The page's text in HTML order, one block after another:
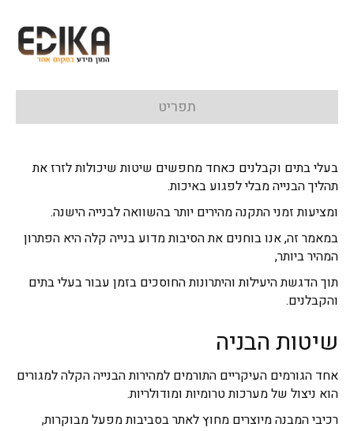
תפריט
בעלי בתים וקבלנים כאחד מחפשים שיטות שיכולות לזרז את
תהליך הבנייה מבלי לפגוע באיכות.
ומציעות זמני התקנה מהירים יותר בהשוואה לבנייה הישנה.
במאמר זה, אנו בוחנים את הסיבות מדוע בנייה קלה היא הפתרון
המהיר ביותר,
תוך הדגשת היעילות והיתרונות החוסכים בזמן עבור בעלי בתים
והקבלנים.
שיטות הבניה
אחד הגורמים העיקריים התורמים למהירות הבנייה הקלה למגורים
הוא ניצול של מערכות טרומיות ומודולריות.
רכיבי המבנה מיוצרים מחוץ לאתר בסביבות מפעל מבוקרות,